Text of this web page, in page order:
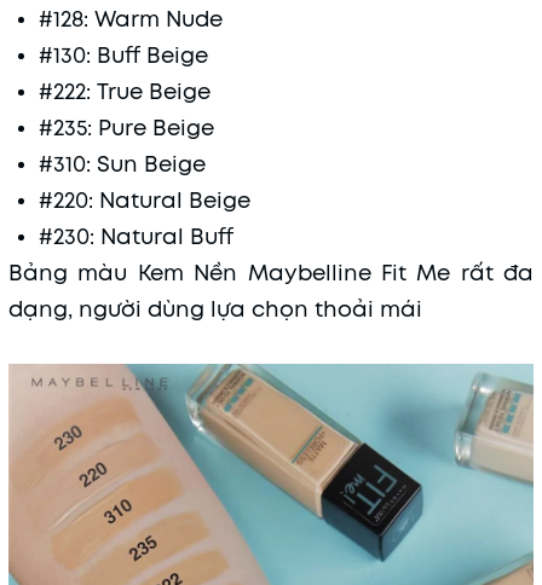
#128: Warm Nude
#130: Buff Beige
#222: True Beige
#235: Pure Beige
#310: Sun Beige
#220: Natural Beige
#230: Natural Buff
Bảng màu Kem Nền Maybelline Fit Me rất đa
dạng, người dùng lựa chọn thoải mái